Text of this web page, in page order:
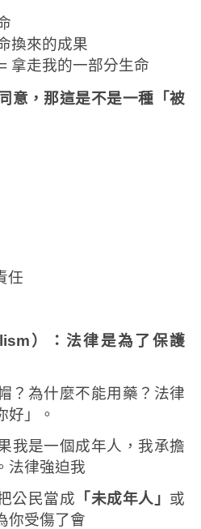
換來的成果
拿走我的一部分生命
意，那這是不是一種「被
任
）：法律是為了保護
？為什麼不能用藥？法律
好」。
我是一個成年人，我承擔
法律強迫我
公民當成 「未成年人」 或
你受傷了會